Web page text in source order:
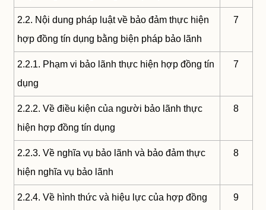
2.2. Nội dung pháp luật về bảo đảm thực hiện
hợp đồng tín dụng bằng biện pháp bảo lãnh
7
2.2.1. Phạm vi bảo lãnh thực hiện hợp đồng tín
dụng
7
2.2.2. Về điều kiện của người bảo lãnh thực
hiện hợp đồng tín dụng
8
2.2.3. Về nghĩa vụ bảo lãnh và bảo đảm thực
hiện nghĩa vụ bảo lãnh
8
2.2.4. Về hình thức và hiệu lực của hợp đồng
9